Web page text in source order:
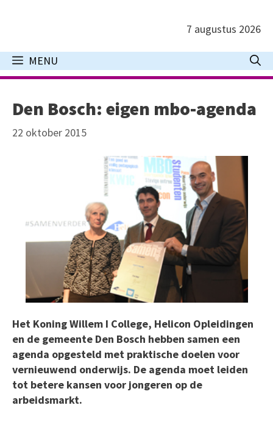
inhoud
7 augustus 2026
MENU
Den Bosch: eigen mbo-agenda
22 oktober 2015
Het Koning Willem I College, Helicon Opleidingen
en de gemeente Den Bosch hebben samen een
agenda opgesteld met praktische doelen voor
vernieuwend onderwijs. De agenda moet leiden
tot betere kansen voor jongeren op de
arbeidsmarkt.